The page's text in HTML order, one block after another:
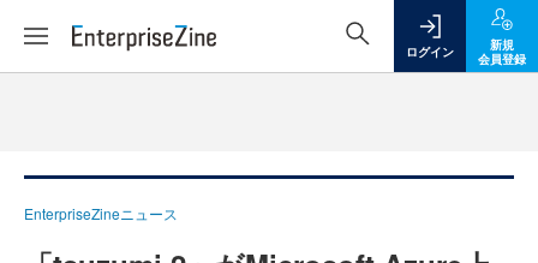
ログイン
新規
会員登録
EnterpriseZineニュース